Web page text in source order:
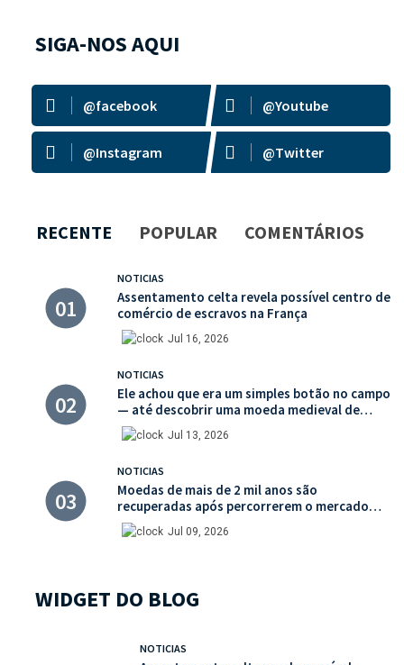
SIGA-NOS AQUI
@facebook @Youtube
@Instagram @Twitter
RECENTE POPULAR COMENTÁRIOS
NOTICIAS
Assentamento celta revela possível centro de
comércio de escravos na França
Jul 16, 2026
NOTICIAS
Ele achou que era um simples botão no campo
— até descobrir uma moeda medieval de
valor histórico incalculável
Jul 13, 2026
NOTICIAS
Moedas de mais de 2 mil anos são
recuperadas após percorrerem o mercado
ilegal de antiguidades
Jul 09, 2026
WIDGET DO BLOG
NOTICIAS